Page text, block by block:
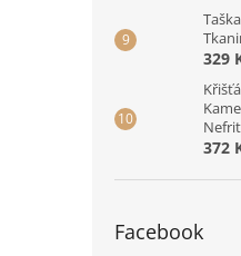
329
372
Facebook